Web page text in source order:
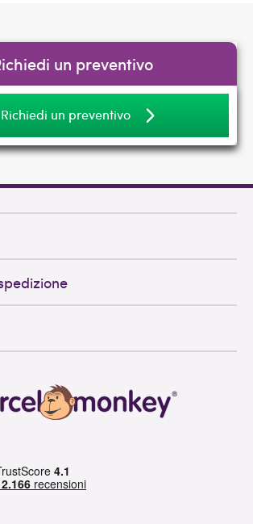
un preventivo
Richiedi un preventivo